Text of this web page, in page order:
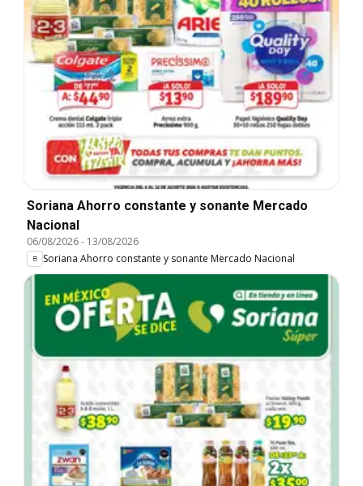
Soriana Ahorro constante y sonante Mercado
Nacional
06/08/2026- 13/08/2026
Soriana Ahorro constante y sonante Mercado Nacional